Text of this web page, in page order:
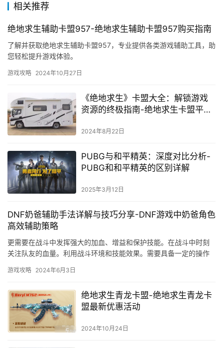
相关推荐
绝地求生辅助卡盟957-绝地求生辅助卡盟957购买指南
了解并获取绝地求生辅助卡盟957，专业提供各类游戏辅助工具，助
您轻松提升游戏体验。
游戏攻略 2024年10月27日
《绝地求生》卡盟大全：解锁游戏
资源的终极指南-绝地求生卡盟平台
2024年8月22日
PUBG与和平精英：深度对比分析-
PUBG和和平精英的区别详解
2025年3月12日
DNF奶爸辅助手法详解与技巧分享-DNF游戏中奶爸角色
高效辅助策略
更需要在战斗中发挥强大的加血、增益和保护技能。在战斗中时刻
关注队友的血量。利用战斗环境和技能效果。需要具备一定的操作
游戏攻略 2024年6月3日
绝地求生青龙卡盟-绝地求生青龙卡
盟最新优惠活动
2024年10月24日